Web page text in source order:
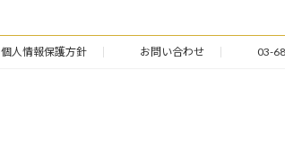
個人情報保護方針 お問い合わせ 03-